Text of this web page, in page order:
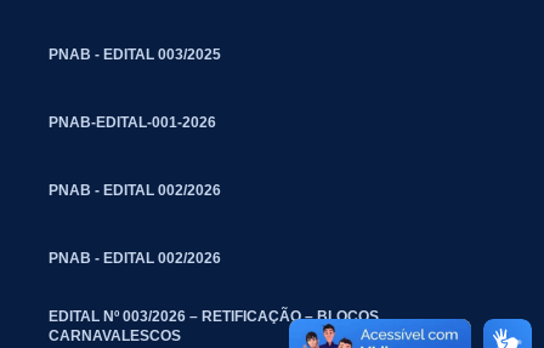
PNAB - EDITAL 003/2025
PNAB-EDITAL-001-2026
PNAB - EDITAL 002/2026
PNAB - EDITAL 002/2026
EDITAL Nº 003/2026 – RETIFICAÇÃO – BLOCOS
CARNAVALESCOS